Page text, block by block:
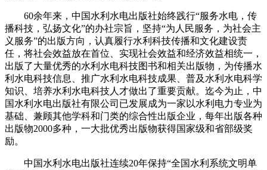
60余年来，中国水利水电出版社始终践行“服务水电，传
播科技，弘扬文化”的办社宗旨，坚持“为人民服务，为社会主
义服务”的出版方向，认真履行水利科技传播和文化建设责
任，将社会效益放在首位、实现社会效益和经济效益相统一，
出版了大量优秀的水利水电科技图书和相关出版物，为传播水
利水电科技信息、推广水利水电科技成果、普及水利水电科学
知识、培养水利水电科技人才做出了重要贡献。迄今为止，中
国水利水电出版社有限公司已发展成为一家以水利电力专业为
基础、兼顾其他学科和门类的综合性出版企业，每年出版各种
出版物2000多种，一大批优秀出版物获得国家级和省部级奖
励。
中国水利水电出版社连续20年保持“全国水利系统文明单